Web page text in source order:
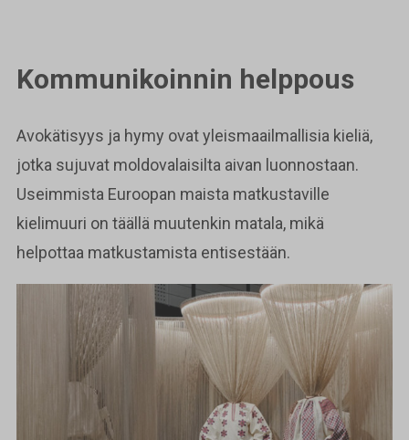
Kommunikoinnin helppous
Avokätisyys ja hymy ovat yleismaailmallisia kieliä,
jotka sujuvat moldovalaisilta aivan luonnostaan.
Useimmista Euroopan maista matkustaville
kielimuuri on täällä muutenkin matala, mikä
helpottaa matkustamista entisestään.